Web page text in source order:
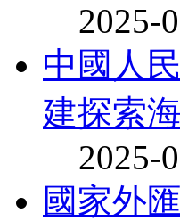
2025-
中國人
建探索
2025-
國家外